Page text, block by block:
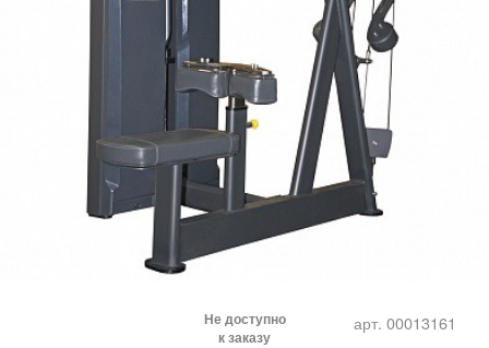
арт. 00013161
Не доступно
к заказу